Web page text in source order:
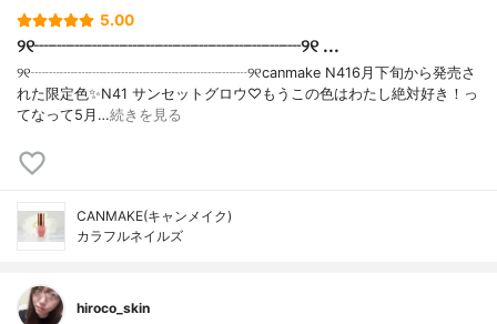
5.00
୨୧┈┈┈┈┈┈┈┈┈┈┈┈┈┈┈୨୧ ...
୨୧┈┈┈┈┈┈┈┈┈┈┈┈┈┈┈୨୧canmake N416月下旬から発売さ
れた限定色✨N41 サンセットグロウ♡もうこの色はわたし絶対好き！っ
てなって5月…続きを見る
CANMAKE(キャンメイク)
カラフルネイルズ
hiroco_skin